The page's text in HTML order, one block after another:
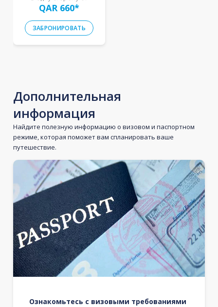
QAR 660*
ЗАБРОНИРОВАТЬ
Дополнительная
информация
Найдите полезную информацию о визовом и паспортном
режиме, которая поможет вам спланировать ваше
путешествие.
Ознакомьтесь с визовыми требованиями